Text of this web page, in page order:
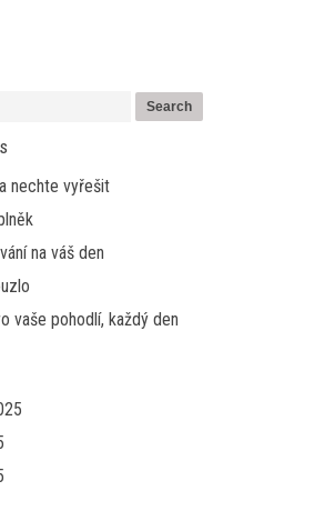
nechte vyřešit
na váš den
vaše pohodlí, každý den